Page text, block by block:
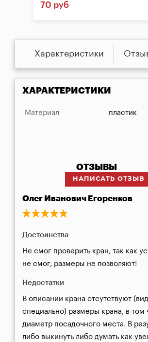
70 руб
Характеристики
ХАРАКТЕРИСТИКИ
Материал пластик
ОТЗЫВЫ
НАПИСАТЬ ОТЗЫВ
Олег Иванович Егоренков
Достоинства
Не смог проверить кран, так как
не смог, размеры не позволяют!
Недостатки
В описании крана отсутствуют
специально) размеры крана, в том
диаметр посадочного места. В
либо выкинуть либо думать как